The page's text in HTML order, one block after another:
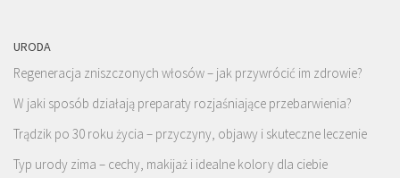
URODA
Regeneracja zniszczonych włosów – jak przywrócić im zdrowie?
W jaki sposób działają preparaty rozjaśniające przebarwienia?
Trądzik po 30 roku życia – przyczyny, objawy i skuteczne leczenie
Typ urody zima – cechy, makijaż i idealne kolory dla ciebie